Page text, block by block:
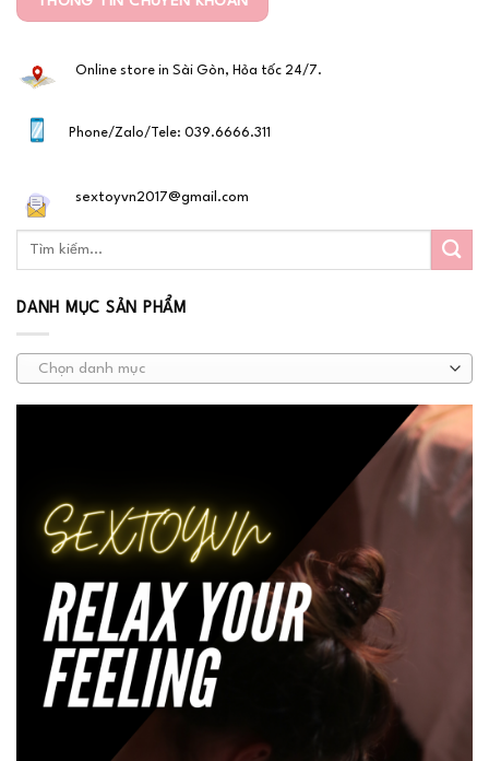
Online store in Sài Gòn, Hỏa tốc 24/7.
Phone/Zalo/Tele: 039.6666.311
sextoyvn2017@gmail.com
DANH MỤC SẢN PHẨM
Chọn danh mục